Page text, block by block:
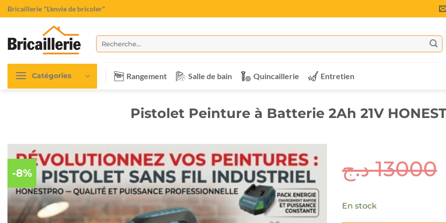
Passer
au
Bricaillerie "L'envie de bricoler"
Recherche
pour :
Catégories Rangement Salle de bain Quincaillerie Entretien
Pistolet Peinture à Batterie 2Ah 21V
-8% 13000 د.ج
En stock